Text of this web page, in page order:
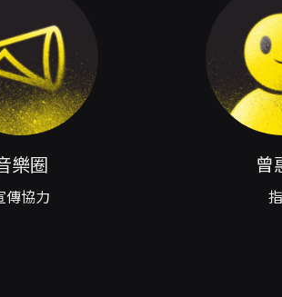
制之折扣、一次購買超過8張之折扣）無
卡、行動支付或文化幣全額支付者，可
現金購票：請依售票平台指定流程上傳
法退還。 - 已取紙本票：可選擇臨櫃退
說明：團體優惠—全票購滿10張享9折；
卡卡友、中國信託信用卡卡友。敬老7折
票手續費後返還剩餘款項；若文化幣或
理，套票通常需整套退票；若套票跨場
，相關退票機制、受理方式與退款途徑
樂圈
傳協力
曾